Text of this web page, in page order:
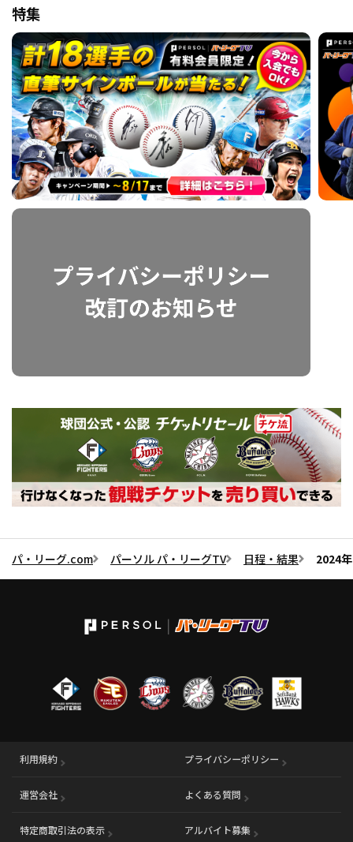
特集
パ・リーグ.com パーソル パ・リーグTV 日程・結果 2024
利用規約 プライバシーポリシー
運営会社 （別ウィンドウで開く） よくある質問
特定商取引法の表示 アルバイト募集 （別ウィンドウで開く